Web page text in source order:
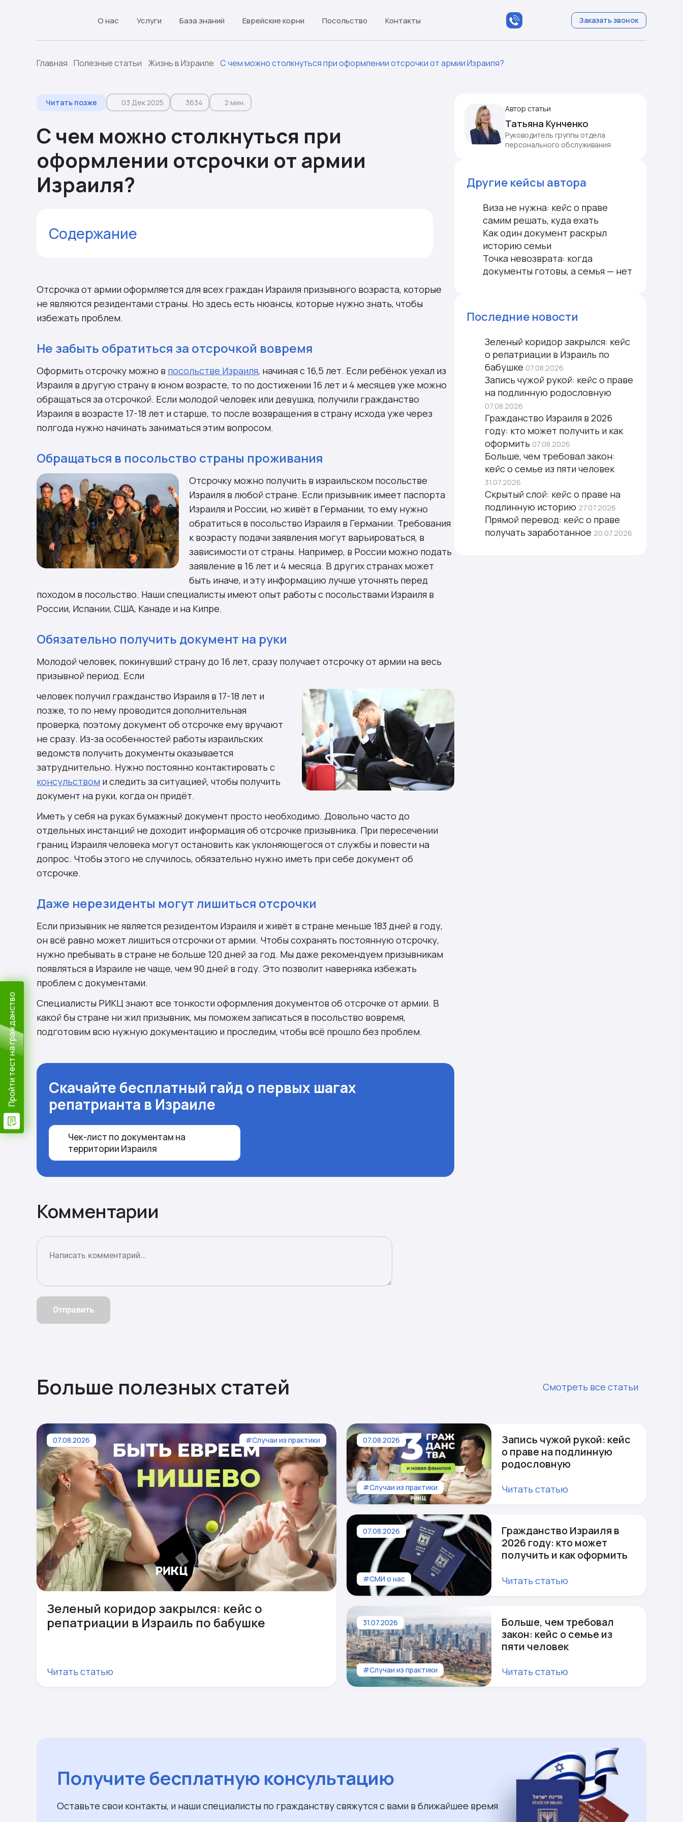
О нас Услуги База знаний Еврейские корни Посольство Контакты Заказать звонок
Главная Полезные статьи Жизнь в Израиле С чем можно столкнуться при оформлении отсрочки от армии Израиля?
Читать позже 03 Дек 2025 3634 2 мин.
С чем можно столкнуться при
оформлении отсрочки от армии
Израиля?
Содержание
Отсрочка от армии оформляется для всех граждан Израиля призывного возраста, которые
не являются резидентами страны. Но здесь есть нюансы, которые нужно знать, чтобы
избежать проблем.
Не забыть обратиться за отсрочкой вовремя
Оформить отсрочку можно в посольстве Израиля, начиная с 16,5 лет. Если ребёнок уехал из
Израиля в другую страну в юном возрасте, то по достижении 16 лет и 4 месяцев уже можно
обращаться за отсрочкой. Если молодой человек или девушка, получили гражданство
Израиля в возрасте 17-18 лет и старше, то после возвращения в страну исхода уже через
полгода нужно начинать заниматься этим вопросом.
Обращаться в посольство страны проживания
Отсрочку можно получить в израильском посольстве
Израиля в любой стране. Если призывник имеет паспорта
Израиля и России, но живёт в Германии, то ему нужно
обратиться в посольство Израиля в Германии. Требования
к возрасту подачи заявления могут варьироваться, в
зависимости от страны. Например, в России можно подать
заявление в 16 лет и 4 месяца. В других странах может
быть иначе, и эту информацию лучше уточнять перед
походом в посольство. Наши специалисты имеют опыт работы с посольствами Израиля в
России, Испании, США, Канаде и на Кипре.
Обязательно получить документ на руки
Молодой человек, покинувший страну до 16 лет, сразу получает отсрочку от армии на весь
призывной период. Если
человек получил гражданство Израиля в 17-18 лет и
позже, то по нему проводится дополнительная
проверка, поэтому документ об отсрочке ему вручают
не сразу. Из-за особенностей работы израильских
ведомств получить документы оказывается
затруднительно. Нужно постоянно контактировать с
консульством и следить за ситуацией, чтобы получить
документ на руки, когда он придёт.
Иметь у себя на руках бумажный документ просто необходимо. Довольно часто до
отдельных инстанций не доходит информация об отсрочке призывника. При пересечении
границ Израиля человека могут остановить как уклоняющегося от службы и повести на
допрос. Чтобы этого не случилось, обязательно нужно иметь при себе документ об
отсрочке.
Даже нерезиденты могут лишиться отсрочки
Если призывник не является резидентом Израиля и живёт в стране меньше 183 дней в году,
он всё равно может лишиться отсрочки от армии. Чтобы сохранять постоянную отсрочку,
нужно пребывать в стране не больше 120 дней за год. Мы даже рекомендуем призывникам
появляться в Израиле не чаще, чем 90 дней в году. Это позволит наверняка избежать
проблем с документами.
Специалисты РИКЦ знают все тонкости оформления документов об отсрочке от армии. В
какой бы стране ни жил призывник, мы поможем записаться в посольство вовремя,
подготовим всю нужную документацию и проследим, чтобы всё прошло без проблем.
Скачайте бесплатный гайд о первых шагах
репатрианта в Израиле
Чек-лист по документам на
территории Израиля
Комментарии
Отправить
Автор статьи
Татьяна Кунченко
Руководитель группы отдела
персонального обслуживания
Другие кейсы автора
Виза не нужна: кейс о праве
самим решать, куда ехать
Как один документ раскрыл
историю семьи
Точка невозврата: когда
документы готовы, а семья — нет
Последние новости
Зеленый коридор закрылся: кейс
о репатриации в Израиль по
бабушке 07.08.2026
Запись чужой рукой: кейс о праве
на подлинную родословную
07.08.2026
Гражданство Израиля в 2026
году: кто может получить и как
оформить 07.08.2026
Больше, чем требовал закон:
кейс о семье из пяти человек
31.07.2026
Скрытый слой: кейс о праве на
подлинную историю 27.07.2026
Прямой перевод: кейс о праве
получать заработанное 20.07.2026
Больше полезных статей Смотреть все статьи
07.08.2026 #Случаи из практики
Зеленый коридор закрылся: кейс о
репатриации в Израиль по бабушке
Читать статью
07.08.2026
#Случаи из практики
Запись чужой рукой: кейс
о праве на подлинную
родословную
Читать статью
07.08.2026
#СМИ о нас
Гражданство Израиля в
2026 году: кто может
получить и как оформить
Читать статью
31.07.2026
#Случаи из практики
Больше, чем требовал
закон: кейс о семье из
пяти человек
Читать статью
Получите бесплатную консультацию
Оставьте свои контакты, и наши специалисты по гражданству свяжутся с вами в ближайшее время
Пройти тест на гражданство